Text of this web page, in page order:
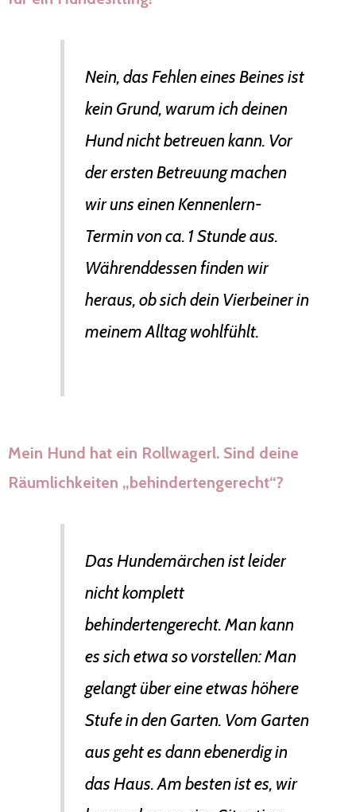
Nein, das Fehlen eines Beines ist
kein Grund, warum ich deinen
Hund nicht betreuen kann. Vor
der ersten Betreuung machen
wir uns einen Kennenlern-
Termin von ca. 1 Stunde aus.
Währenddessen finden wir
heraus, ob sich dein Vierbeiner in
meinem Alltag wohlfühlt.
Mein Hund hat ein Rollwagerl. Sind deine
Räumlichkeiten „behindertengerecht“?
Das Hundemärchen ist leider
nicht komplett
behindertengerecht. Man kann
es sich etwa so vorstellen: Man
gelangt über eine etwas höhere
Stufe in den Garten. Vom Garten
aus geht es dann ebenerdig in
das Haus. Am besten ist es, wir